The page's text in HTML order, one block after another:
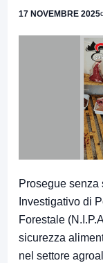
17 NOVEMBRE 2025
Prosegue senza
Investigativo di
Forestale
sicurezza
nel settore